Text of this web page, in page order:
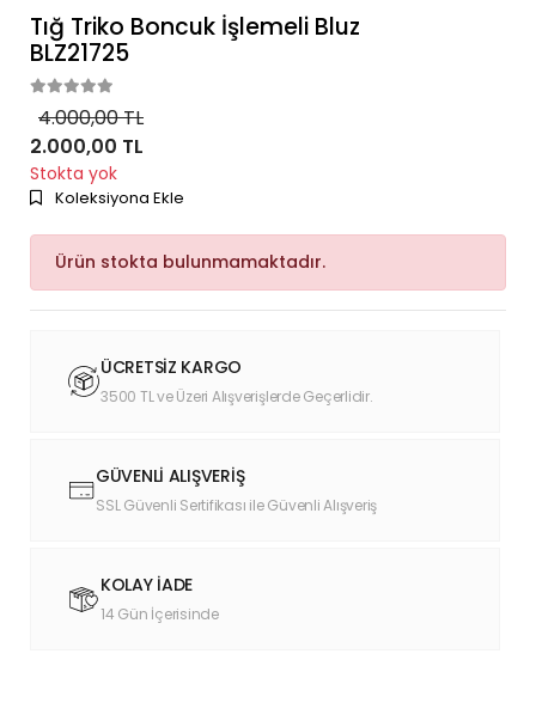
Tığ Triko Boncuk İşlemeli Bluz
BLZ21725
4.000,00 TL
2.000,00 TL
Stokta yok
Koleksiyona Ekle
Ürün stokta bulunmamaktadır.
ÜCRETSİZ KARGO
3500 TL ve Üzeri Alışverişlerde Geçerlidir.
GÜVENLİ ALIŞVERİŞ
SSL Güvenli Sertifikası ile Güvenli Alışveriş
KOLAY İADE
14 Gün İçerisinde